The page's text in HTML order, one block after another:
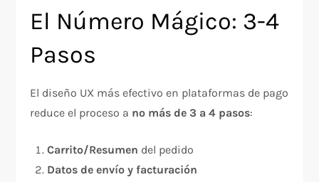
El Número Mágico: 3-4
Pasos
El diseño UX más efectivo en plataformas de pago
reduce el proceso a no más de 3 a 4 pasos:​
Carrito/Resumen del pedido
Datos de envío y facturación